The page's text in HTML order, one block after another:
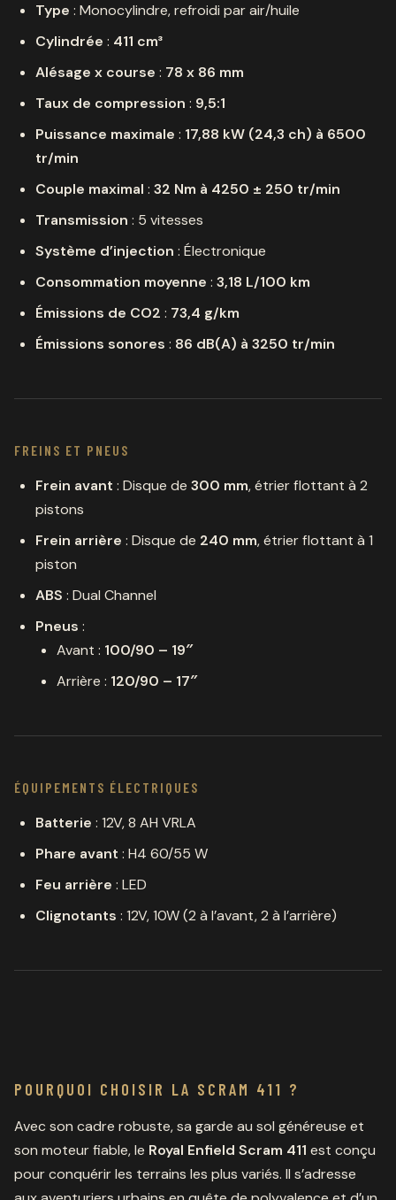
Type : Monocylindre, refroidi par air/huile
Cylindrée : 411 cm³
Alésage x course : 78 x 86 mm
Taux de compression : 9,5:1
Puissance maximale : 17,88 kW (24,3 ch) à 6500
tr/min
Couple maximal : 32 Nm à 4250 ± 250 tr/min
Transmission : 5 vitesses
Système d’injection : Électronique
Consommation moyenne : 3,18 L/100 km
Émissions de CO2 : 73,4 g/km
Émissions sonores : 86 dB(A) à 3250 tr/min
FREINS ET PNEUS
Frein avant : Disque de 300 mm, étrier flottant à 2
pistons
Frein arrière : Disque de 240 mm, étrier flottant à 1
piston
ABS : Dual Channel
Pneus :
Avant : 100/90 – 19″
Arrière : 120/90 – 17″
ÉQUIPEMENTS ÉLECTRIQUES
Batterie : 12V, 8 AH VRLA
Phare avant : H4 60/55 W
Feu arrière : LED
Clignotants : 12V, 10W (2 à l’avant, 2 à l’arrière)
POURQUOI CHOISIR LA SCRAM 411 ?
Avec son cadre robuste, sa garde au sol généreuse et
son moteur fiable, le Royal Enfield Scram 411 est conçu
pour conquérir les terrains les plus variés. Il s’adresse